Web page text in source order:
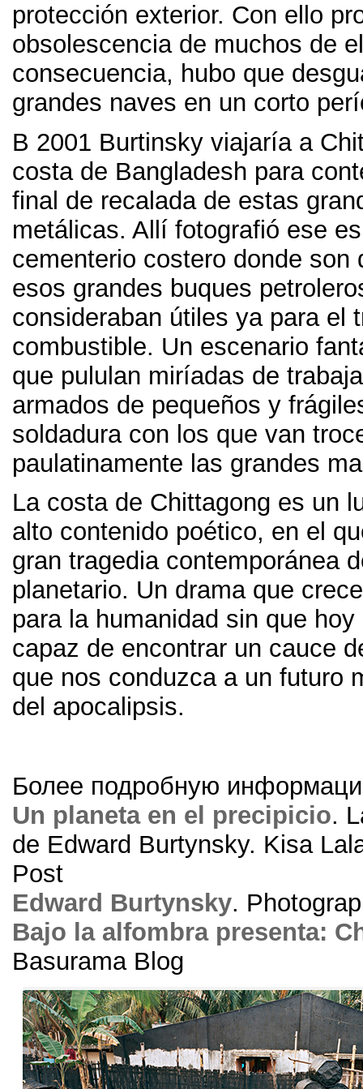
protección exterior. Con ello
obsolescencia de muchos de
consecuencia, hubo que
grandes naves en un corto
В 2001 Burtinsky viajaría a
costa de Bangladesh para
final de recalada de estas
metálicas. Allí fotografió ese
cementerio costero donde son
esos grandes buques
consideraban útiles ya para el
combustible. Un escenario
que pululan miríadas de
armados de pequeños y
soldadura con los que van
paulatinamente las grandes
La costa de Chittagong es un
alto contenido poético, en el
gran tragedia contemporánea
planetario. Un drama que
para la humanidad sin que
capaz de encontrar un cauce
que nos conduzca a un futuro
del apocalipsis.
Более подробную
Un planeta en el precipicio.
de Edward Burtynsky. Kisa
Post
Edward Burtynsky.
Bajo la alfombra presenta:
Basurama Blog